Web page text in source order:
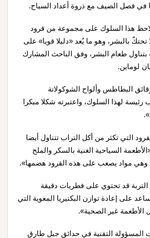
في فصل الصيف مع ذروة أعداد السياح.
هذا السلوك على مجموعة من قرود
بالبشر، وهو ما يُعد «دليلا قويا» على
بتناول طعام البشر، وفق الباحث المشارك
لوماين.
البطاطس وألواح الشوكولاتة
رئيسة لهذا السلوك، واعتبرته شكلا مبكرا
.
التي تكثر من أكل التراب تتناول أيضا
السياحية الغنية بالسكر والملح
وهي مواد يصعب على هذه القرود هضمها».
قد تحتوي على فطريات دقيقة
على إعادة توازن البكتيريا المعوية التي
الأطعمة غير الصحية».
المسؤولة التقنية في حدائق جبل طارق